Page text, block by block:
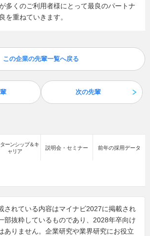
多くのご利用者様にとって最良のパートナ
を重ねていきます。
この企業の先輩一覧へ戻る
次の先輩
ーンシップ＆キ
ャリア
説明会・セミナー 前年の採用データ
されている内容はマイナビ2027に掲載され
部抜粋しているものであり、2028年卒向け
ありません。企業研究や業界研究にお役立